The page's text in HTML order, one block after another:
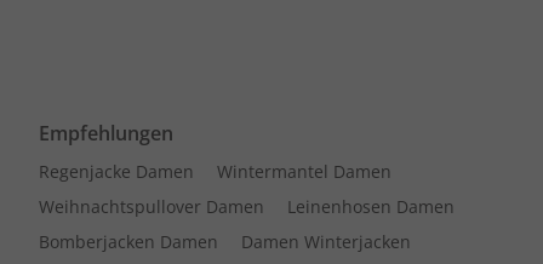
Empfehlungen
Regenjacke Damen
Wintermantel Damen
Weihnachtspullover Damen
Leinenhosen Damen
Bomberjacken Damen
Damen Winterjacken